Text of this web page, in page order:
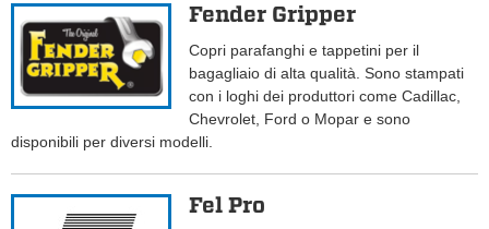
Fender Gripper
Copri parafanghi e tappetini per il
bagagliaio di alta qualità. Sono stampati
con i loghi dei produttori come Cadillac,
Chevrolet, Ford o Mopar e sono
disponibili per diversi modelli.
Fel Pro